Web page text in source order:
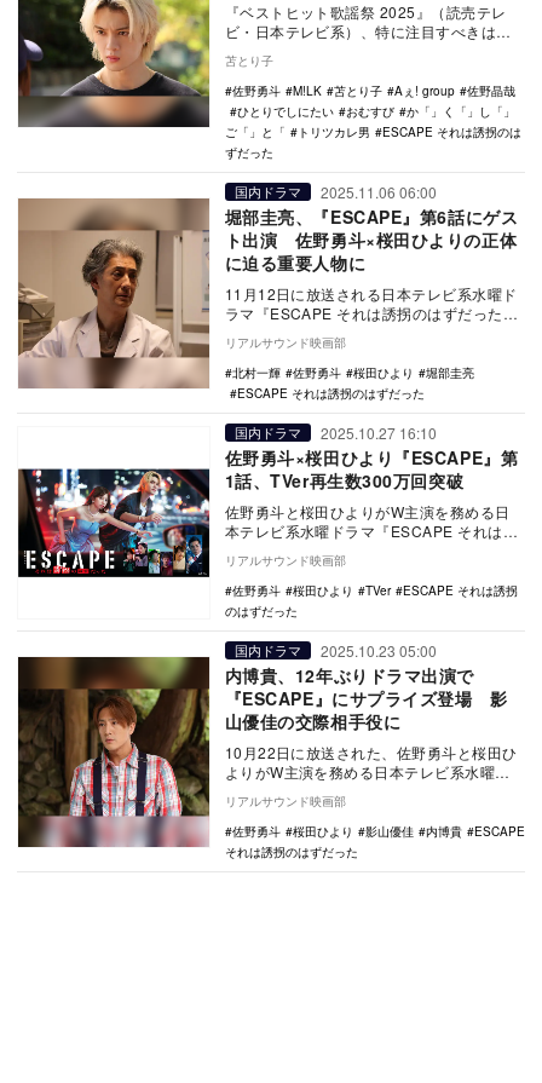
『ベストヒット歌謡祭 2025』（読売テレ
ビ・日本テレビ系）、特に注目すべきは佐
K（&T…
苫とり子
佐野勇斗
M!LK 苫とり子 Aぇ! group
佐野晶哉
ひとりでしにたい
おむすび
か「」く「」し「」
ご「」と「
トリツカレ男
ESCAPE それは誘拐のは
ずだった
国内ドラマ 2025.11.06 06:00
堀部圭亮、『ESCAPE』第6話にゲス
ト出演 佐野勇斗×桜田ひよりの正体
に迫る重要人物に
11月12日に放送される日本テレビ系水曜ド
ラマ『ESCAPE それは誘拐のはずだった』
の第6話に堀部圭亮がゲスト出演することが
決…
リアルサウンド映画部
北村一輝
佐野勇斗 桜田ひより
堀部圭亮
ESCAPE それは誘拐のはずだった
国内ドラマ 2025.10.27 16:10
佐野勇斗×桜田ひより『ESCAPE』第
1話、TVer再生数300万回突破
佐野勇斗と桜田ひよりがW主演を務める日
本テレビ系水曜ドラマ『ESCAPE それは誘
拐のはずだった』第1話のTVer再生数が
300…
リアルサウンド映画部
佐野勇斗
桜田ひより TVer
ESCAPE それは誘拐
のはずだった
国内ドラマ 2025.10.23 05:00
内博貴、12年ぶりドラマ出演で
『ESCAPE』にサプライズ登場 影
山優佳の交際相手役に
10月22日に放送された、佐野勇斗と桜田ひ
よりがW主演を務める日本テレビ系水曜ド
ラマ『ESCAPE それは誘拐のはずだった』
の第…
リアルサウンド映画部
佐野勇斗
桜田ひより 影山優佳 内博貴
ESCAPE
それは誘拐のはずだった